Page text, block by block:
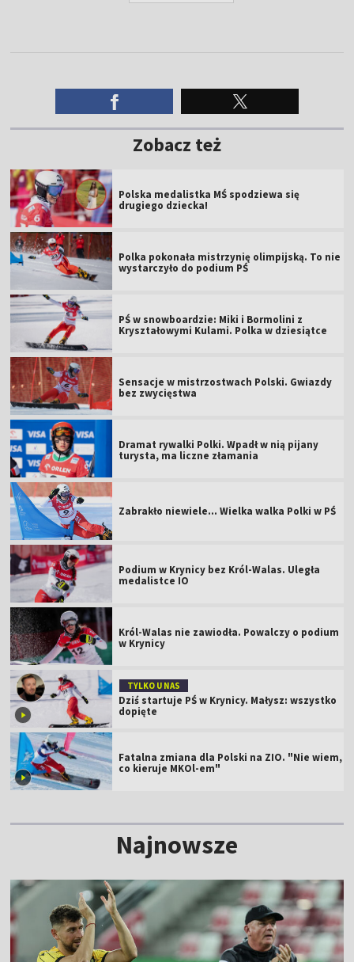
Zobacz też
Polska medalistka MŚ spodziewa się
drugiego dziecka!
Polka pokonała mistrzynię olimpijską. To nie
wystarczyło do podium PŚ
PŚ w snowboardzie: Miki i Bormolini z
Kryształowymi Kulami. Polka w dziesiątce
Sensacje w mistrzostwach Polski. Gwiazdy
bez zwycięstwa
Dramat rywalki Polki. Wpadł w nią pijany
turysta, ma liczne złamania
Zabrakło niewiele... Wielka walka Polki w PŚ
Podium w Krynicy bez Król-Walas. Uległa
medalistce IO
Król-Walas nie zawiodła. Powalczy o podium
w Krynicy
TYLKO U NAS
Dziś startuje PŚ w Krynicy. Małysz: wszystko
dopięte
Fatalna zmiana dla Polski na ZIO. "Nie wiem,
co kieruje MKOl-em"
Najnowsze